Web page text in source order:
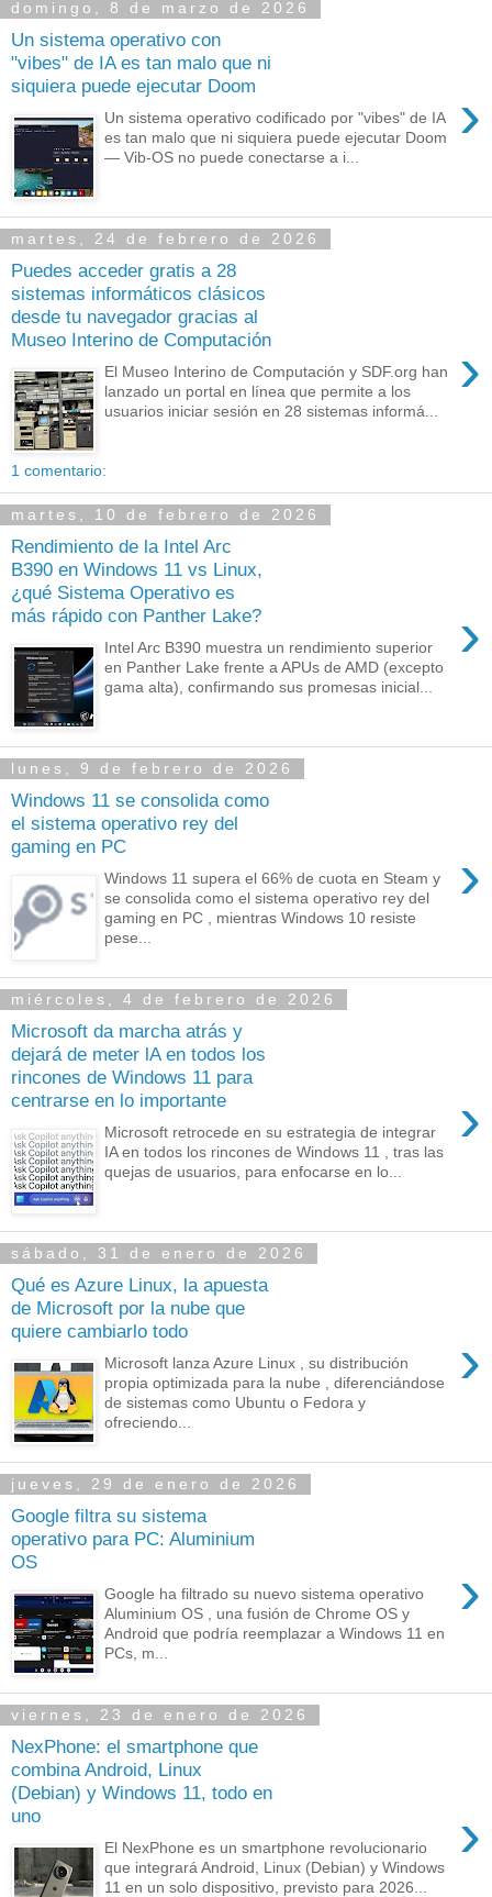
domingo, 8 de marzo de 2026
Un sistema operativo con
"vibes" de IA es tan malo que ni
siquiera puede ejecutar Doom
›
Un sistema operativo codificado por "vibes" de IA
es tan malo que ni siquiera puede ejecutar Doom
— Vib-OS no puede conectarse a i...
martes, 24 de febrero de 2026
Puedes acceder gratis a 28
sistemas informáticos clásicos
desde tu navegador gracias al
Museo Interino de Computación
›
El Museo Interino de Computación y SDF.org han
lanzado un portal en línea que permite a los
usuarios iniciar sesión en 28 sistemas informá...
1 comentario:
martes, 10 de febrero de 2026
Rendimiento de la Intel Arc
B390 en Windows 11 vs Linux,
¿qué Sistema Operativo es
más rápido con Panther Lake?
›
Intel Arc B390 muestra un rendimiento superior
en Panther Lake frente a APUs de AMD (excepto
gama alta), confirmando sus promesas inicial...
lunes, 9 de febrero de 2026
Windows 11 se consolida como
el sistema operativo rey del
gaming en PC
›
Windows 11 supera el 66% de cuota en Steam y
se consolida como el sistema operativo rey del
gaming en PC , mientras Windows 10 resiste
pese...
miércoles, 4 de febrero de 2026
Microsoft da marcha atrás y
dejará de meter lA en todos los
rincones de Windows 11 para
centrarse en lo importante
›
Microsoft retrocede en su estrategia de integrar
IA en todos los rincones de Windows 11 , tras las
quejas de usuarios, para enfocarse en lo...
sábado, 31 de enero de 2026
Qué es Azure Linux, la apuesta
de Microsoft por la nube que
quiere cambiarlo todo
›
Microsoft lanza Azure Linux , su distribución
propia optimizada para la nube , diferenciándose
de sistemas como Ubuntu o Fedora y
ofreciendo...
jueves, 29 de enero de 2026
Google filtra su sistema
operativo para PC: Aluminium
OS
›
Google ha filtrado su nuevo sistema operativo
Aluminium OS , una fusión de Chrome OS y
Android que podría reemplazar a Windows 11 en
PCs, m...
viernes, 23 de enero de 2026
NexPhone: el smartphone que
combina Android, Linux
(Debian) y Windows 11, todo en
uno
›
El NexPhone es un smartphone revolucionario
que integrará Android, Linux (Debian) y Windows
11 en un solo dispositivo, previsto para 2026...